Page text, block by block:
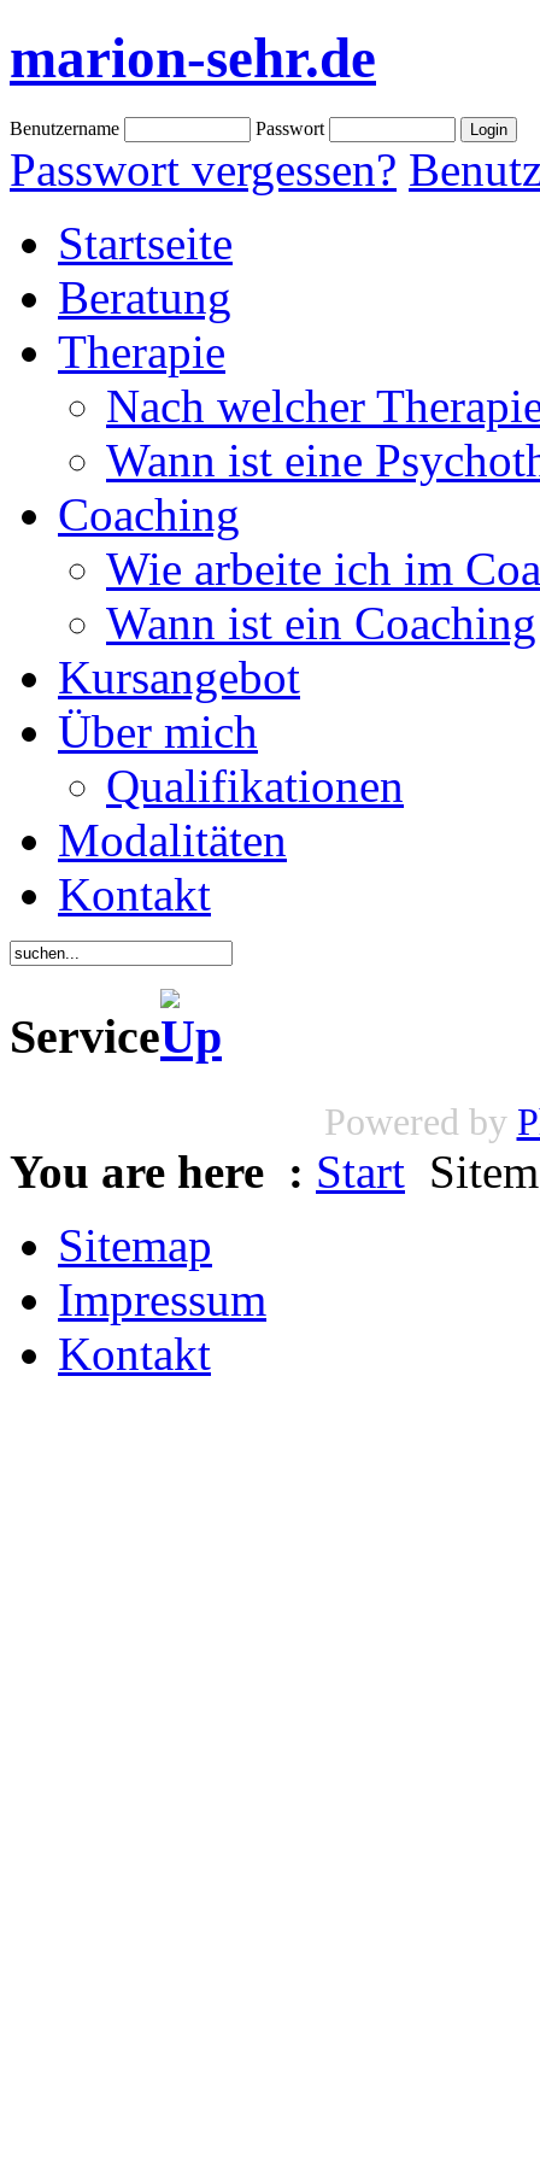
marion-sehr.de
Benutzername Passwort
Passwort vergessen?
Startseite
Beratung
Therapie
Nach welcher
Wann ist eine
Coaching
Wie arbeite ich im
Wann ist ein
Kursangebot
Über mich
Qualifikationen
Modalitäten
Kontakt
Service
Powered by
You are here : Start
Sitemap
Impressum
Kontakt